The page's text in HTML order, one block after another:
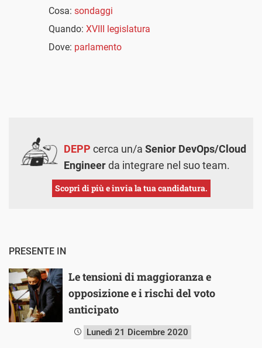
Cosa: sondaggi
Quando: XVIII legislatura
Dove: parlamento
DEPP cerca un/a Senior DevOps/Cloud
Engineerda integrare nel suo team.
Scopri di più e invia la tua candidatura.
PRESENTE IN
Le tensioni di maggioranza e
opposizione e i rischi del voto
anticipato
Lunedì 21 Dicembre 2020